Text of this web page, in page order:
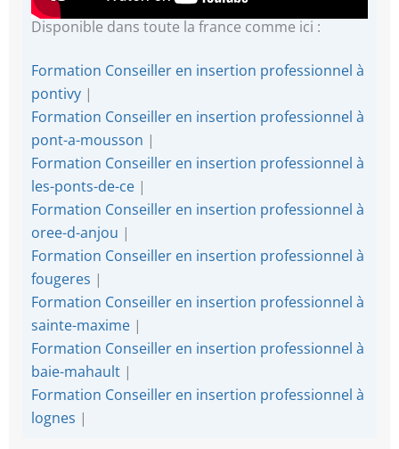
Disponible dans toute la france comme ici :
Formation Conseiller en insertion professionnel à
pontivy |
Formation Conseiller en insertion professionnel à
pont-a-mousson |
Formation Conseiller en insertion professionnel à
les-ponts-de-ce |
Formation Conseiller en insertion professionnel à
oree-d-anjou |
Formation Conseiller en insertion professionnel à
fougeres |
Formation Conseiller en insertion professionnel à
sainte-maxime |
Formation Conseiller en insertion professionnel à
baie-mahault |
Formation Conseiller en insertion professionnel à
lognes |